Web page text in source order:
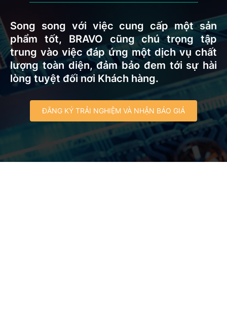
Song song với việc cung cấp một sản
phẩm tốt, BRAVO cũng chú trọng tập
trung vào việc đáp ứng một dịch vụ chất
lượng toàn diện, đảm bảo đem tới sự hài
lòng tuyệt đối nơi Khách hàng.
ĐĂNG KÝ TRẢI NGHIỆM VÀ NHẬN BÁO GIÁ